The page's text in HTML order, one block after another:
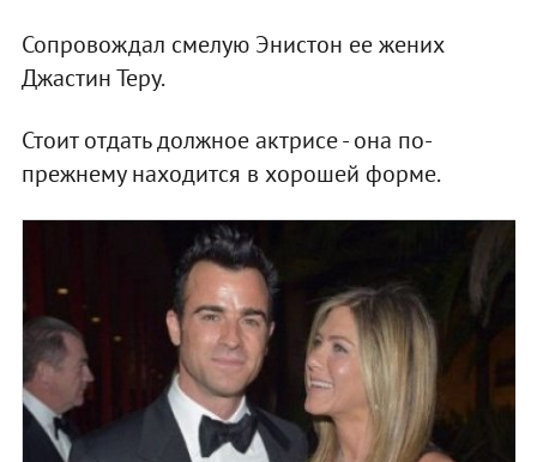
Сопровождал смелую Энистон ее жених
Джастин Теру.
Стоит отдать должное актрисе - она по-
прежнему находится в хорошей форме.